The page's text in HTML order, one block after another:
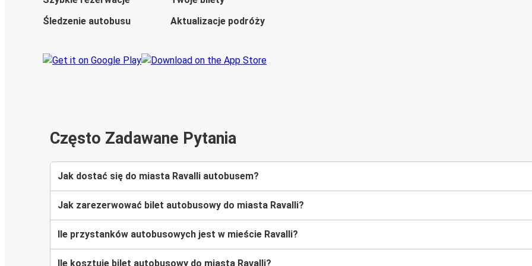
Śledzenie autobusu
Aktualizacje podróży
Często Zadawane Pytania
Jak dostać się do miasta Ravalli autobusem?
Jak zarezerwować bilet autobusowy do miasta Ravalli?
Ile przystanków autobusowych jest w mieście Ravalli?
Ile kosztuje bilet autobusowy do miasta Ravalli?